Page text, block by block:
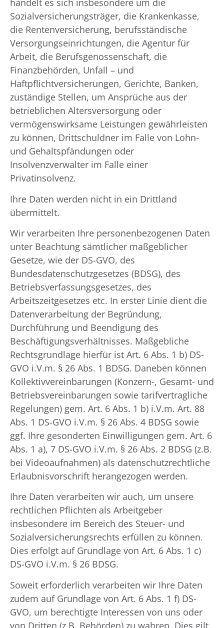
handelt es sich insbesondere um die
Sozialversicherungsträger, die Krankenkasse,
die Rentenversicherung, berufsständische
Versorgungseinrichtungen, die Agentur für
Arbeit, die Berufsgenossenschaft, die
Finanzbehörden, Unfall – und
Haftpflichtversicherungen, Gerichte, Banken,
zuständige Stellen, um Ansprüche aus der
betrieblichen Altersversorgung oder
vermögenswirksame Leistungen gewährleisten
zu können, Drittschuldner im Falle von Lohn-
und Gehaltspfändungen oder
Insolvenzverwalter im Falle einer
Privatinsolvenz.
Ihre Daten werden nicht in ein Drittland
übermittelt.
Wir verarbeiten Ihre personenbezogenen Daten
unter Beachtung sämtlicher maßgeblicher
Gesetze, wie der DS-GVO, des
Bundesdatenschutzgesetzes (BDSG), des
Betriebsverfassungsgesetzes, des
Arbeitszeitgesetzes etc. In erster Linie dient die
Datenverarbeitung der Begründung,
Durchführung und Beendigung des
Beschäftigungsverhältnisses. Maßgebliche
Rechtsgrundlage hierfür ist Art. 6 Abs. 1 b) DS-
GVO i.V.m. § 26 Abs. 1 BDSG. Daneben können
Kollektivvereinbarungen (Konzern-, Gesamt- und
Betriebsvereinbarungen sowie tarifvertragliche
Regelungen) gem. Art. 6 Abs. 1 b) i.V.m. Art. 88
Abs. 1 DS-GVO i.V.m. § 26 Abs. 4 BDSG sowie
ggf. Ihre gesonderten Einwilligungen gem. Art. 6
Abs. 1 a), 7 DS-GVO i.V.m. § 26 Abs. 2 BDSG (z.B.
bei Videoaufnahmen) als datenschutzrechtliche
Erlaubnisvorschrift herangezogen werden.
Ihre Daten verarbeiten wir auch, um unsere
rechtlichen Pflichten als Arbeitgeber
insbesondere im Bereich des Steuer- und
Sozialversicherungsrechts erfüllen zu können.
Dies erfolgt auf Grundlage von Art. 6 Abs. 1 c)
DS-GVO i.V.m. § 26 BDSG.
Soweit erforderlich verarbeiten wir Ihre Daten
zudem auf Grundlage von Art. 6 Abs. 1 f) DS-
GVO, um berechtigte Interessen von uns oder
von Dritten (z.B. Behörden) zu wahren. Dies gilt